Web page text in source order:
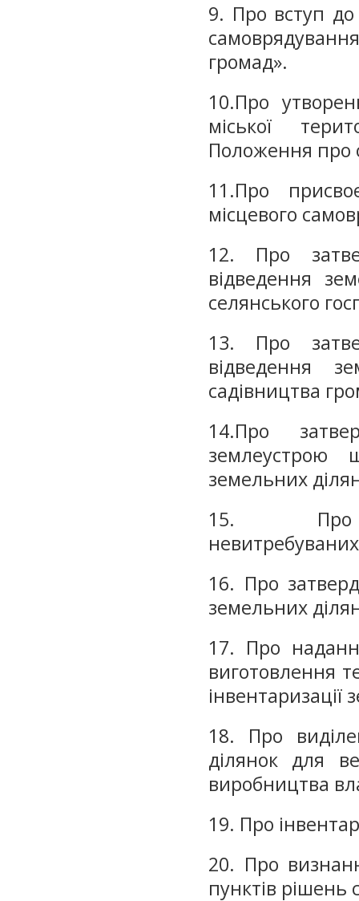
9. Про вступ до
громад».
10.Про
міської
Положення про
11.Про
місцевого
12. Про
відведення
селянського
13. Про
відведення
садівництва
14.Про
землеустрою
земельних
15.
16. Про
земельних
17. Про
виготовлення
інвентаризації
18. Про
ділянок для
виробництва
19. Про
20. Про
пунктів рішень